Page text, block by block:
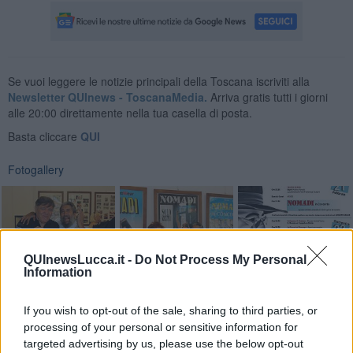
QUInewsLucca.it - Do Not Process My Personal
Information
If you wish to opt-out of the sale, sharing to third parties, or
processing of your personal or sensitive information for
targeted advertising by us, please use the below opt-out
Se vuoi leggere le notizie principali della Toscana iscriviti alla
Newsletter QUInews - ToscanaMedia. Arriva gratis tutti i giorni
alle 20:00 direttamente nella tua casella di posta.
Basta cliccare QUI
Fotogallery